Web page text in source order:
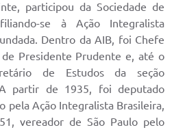
participou da Sociedade de
se à Ação Integralista
Dentro da AIB, foi Chefe
Presidente Prudente e, até o
de Estudos da seção
partir de 1935, foi deputado
pela Ação Integralista Brasileira,
vereador de São Paulo pelo